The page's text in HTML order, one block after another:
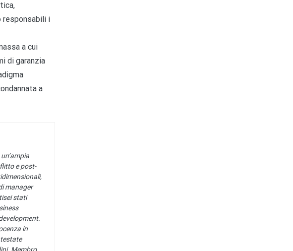
responsabili i
a cui
di garanzia
a
e post-
manager
stati
in